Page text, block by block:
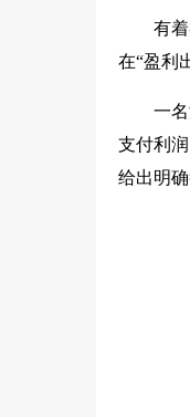
有
在“盈利
一
支付利
给出明确